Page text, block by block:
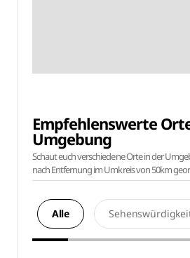
Empfehlenswerte
Umgebung
Schaut euch verschiedene Orte in der
nach Entfernung im Umkreis von 50km
Alle